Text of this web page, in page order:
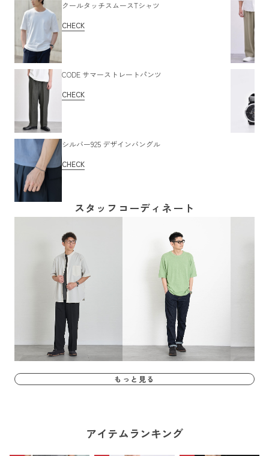
クールタッチスムースTシャツ
CHECK
CODE サマーストレートパンツ
CHECK
シルバー925 デザインバングル
CHECK
スタッフコーディネート
もっと見る
アイテムランキング